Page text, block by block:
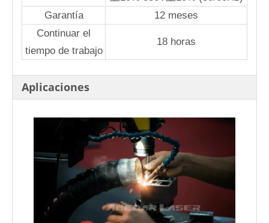
Garantía
12 meses
Continuar el
tiempo de trabajo
18 horas
Aplicaciones